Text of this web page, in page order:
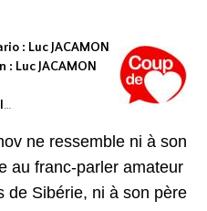
: Luc JACAMON
: Luc JACAMON
ne ressemble ni à son
au franc-parler amateur
de Sibérie, ni à son père